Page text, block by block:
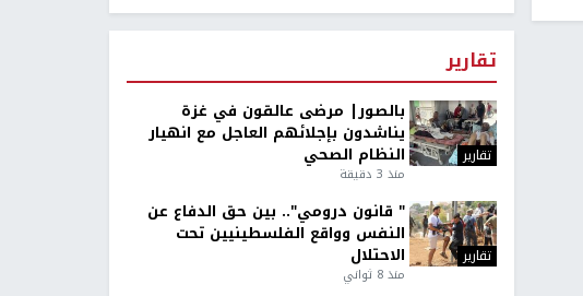
تقارير
تقارير
بالصور| مرضى عالقون في غزة
يناشدون بإجلائهم العاجل مع انهيار
النظام الصحي
منذ 3 دقيقة
تقارير
" قانون درومي".. بين حق الدفاع عن
النفس وواقع الفلسطينيين تحت
الاحتلال
منذ 8 ثواني